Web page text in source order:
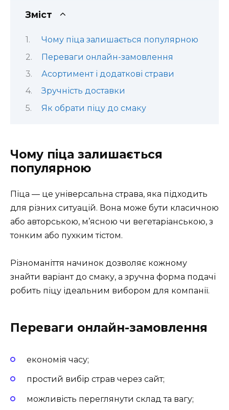
Зміст
Чому піца залишається популярною
Переваги онлайн-замовлення
Асортимент і додаткові страви
Зручність доставки
Як обрати піцу до смаку
Чому піца залишається
популярною
Піца — це універсальна страва, яка підходить
для різних ситуацій. Вона може бути класичною
або авторською, м’ясною чи вегетаріанською, з
тонким або пухким тістом.
Різноманіття начинок дозволяє кожному
знайти варіант до смаку, а зручна форма подачі
робить піцу ідеальним вибором для компанії.
Переваги онлайн-замовлення
економія часу;
простий вибір страв через сайт;
можливість переглянути склад та вагу;